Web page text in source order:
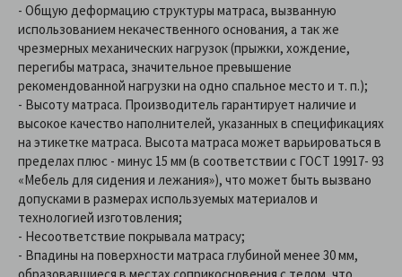
- Общую деформацию структуры матраса, вызванную
использованием некачественного основания, а так же
чрезмерных механических нагрузок (прыжки, хождение,
перегибы матраса, значительное превышение
рекомендованной нагрузки на одно спальное место и т. п.);
- Высоту матраса. Производитель гарантирует наличие и
высокое качество наполнителей, указанных в спецификациях
на этикетке матраса. Высота матраса может варьироваться в
пределах плюс - минус 15 мм (в соответствии с ГОСТ 19917- 93
«Мебель для сидения и лежания»), что может быть вызвано
допусками в размерах используемых материалов и
технологией изготовления;
- Несоответствие покрывала матрасу;
- Впадины на поверхности матраса глубиной менее 30 мм,